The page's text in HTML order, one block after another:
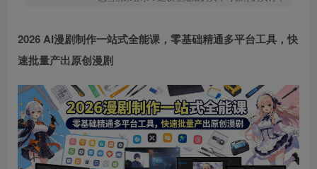
2026 AI漫剧制作一站式全能课，零基础精通多平台工具，快
速批量产出原创漫剧